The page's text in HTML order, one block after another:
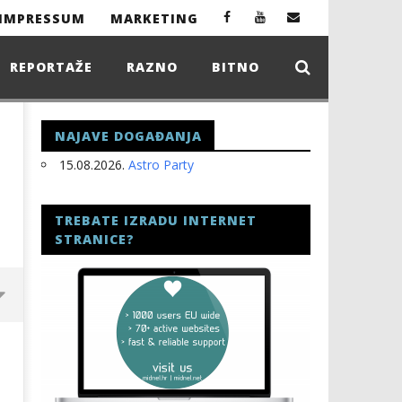
IMPRESSUM MARKETING
REPORTAŽE RAZNO BITNO
NAJAVE DOGAĐANJA
15.08.2026. Astro Party
TREBATE IZRADU INTERNET
STRANICE?